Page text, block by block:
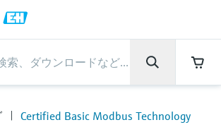
ベルスイッ
変換器
送器
ージ圧測定
テム製品
ャ＆データロガー
学式分析
装置
グサービス
ングサービ
ビスおよび
テナンス
ス最適化サー
ー
ート
について
について
ンターの役
ィ
トーリー
ーリー概要
レーニング
見るCertified Basic Modbus Technology